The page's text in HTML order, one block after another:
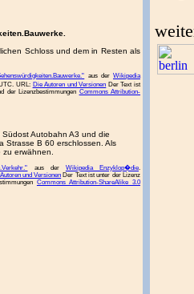
Schloss und dem in Resten als
aus der Wikipedia
URL: Die Autoren und Versionen Der Text ist
der Lizenzbestimmungen Commons Attribution-
Autobahn A3 und die
Strasse B 60 erschlossen. Als
erwähnen.
aus der Wikipedia Enzyklop�die.
und Versionen Der Text ist unter der Lizenz
Commons Attribution-ShareAlike 3.0